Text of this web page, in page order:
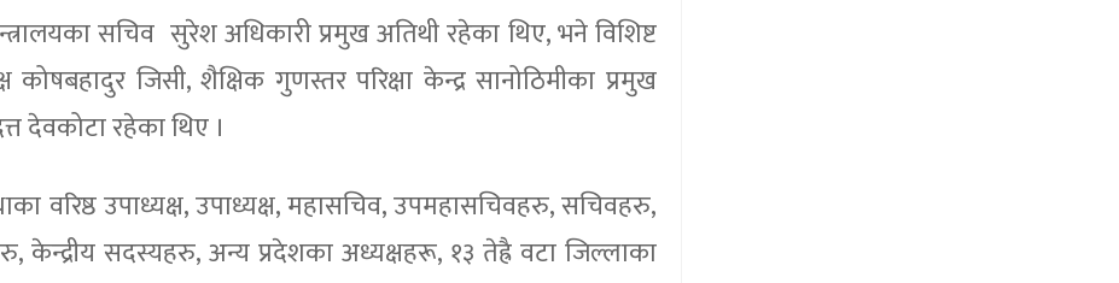
सचिव सुरेश अधिकारी प्रमुख अतिथी रहेका थिए, भने विशिष्ट
जिसी, शैक्षिक गुणस्तर परिक्षा केन्द्र सानोठिमीका प्रमुख
देवकोटा रहेका थिए ।
वरिष्ठ उपाध्यक्ष, उपाध्यक्ष, महासचिव, उपमहासचिवहरु, सचिवहरु,
केन्द्रीय सदस्यहरु, अन्य प्रदेशका अध्यक्षहरू, १३ तेह्रै वटा जिल्लाका